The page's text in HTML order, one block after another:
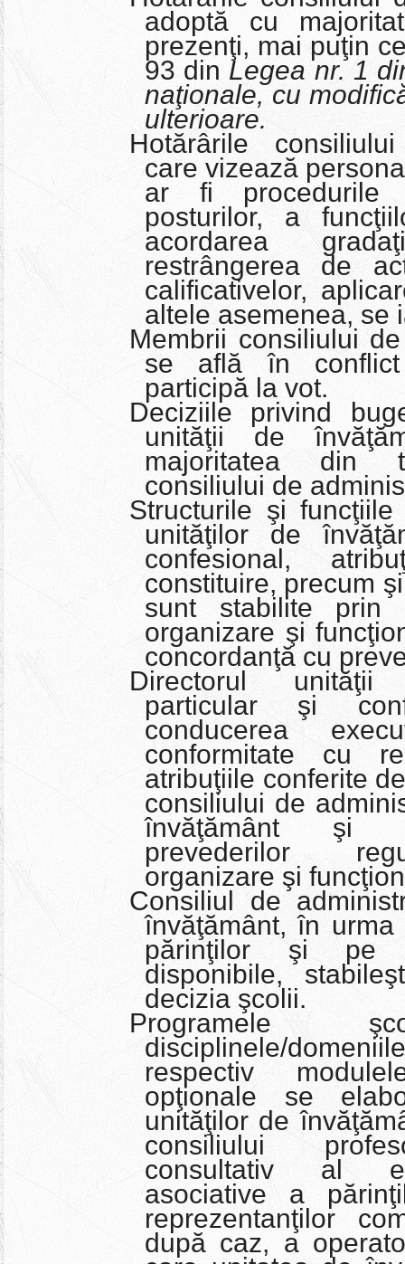
adoptă cu
prezenţi, mai puţin
93 din Legea nr. 1
naţionale, cu
ulterioare.
Hotărârile
care vizează
ar fi procedurile
posturilor, a
acordarea
restrângerea de
calificativelor,
altele asemenea, se
Membrii consiliului
se află în
participă la vot.
Deciziile privind
unităţii de
majoritatea din
consiliului de
Structurile şi
unităţilor de
confesional,
constituire, precum
sunt stabilite prin
organizare şi
concordanţă cu
Directorul
particular şi
conducerea
conformitate cu
atribuţiile conferite
consiliului de
învăţământ şi
prevederilor
organizare şi
Consiliul de
învăţământ, în urma
părinţilor şi pe
disponibile,
decizia şcolii.
Programele
disciplinele/
respectiv
opţionale se
unităţilor de
consiliului
consultativ al
asociative a
reprezentanţilor
după caz, a